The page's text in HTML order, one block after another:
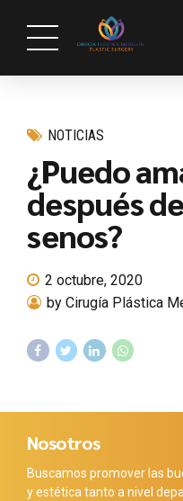
NOTICIAS
¿Puedo
después
senos?
2 octubre, 2020
by Cirugía Plástica
Nosotros
Buscamos promover las
y estética tanto a nivel